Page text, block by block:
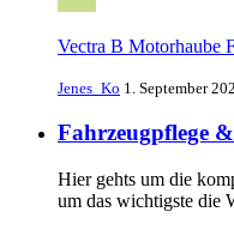
Vectra B Motorhaube
Jenes_Ko 1. September
Fahrzeugpflege
Hier gehts um die
um das wichtigste die